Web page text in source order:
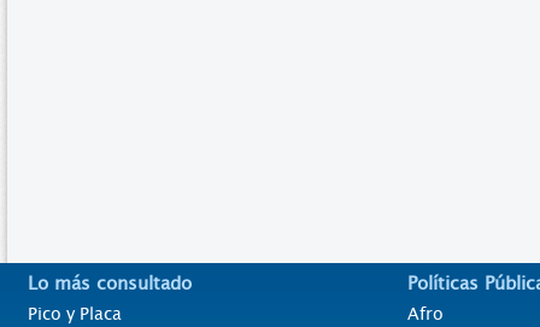
Lo más consultado
Pico y Placa
Políticas
Afro